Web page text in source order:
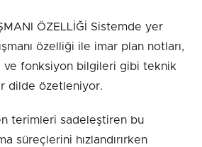
ÖZELLİĞİ Sistemde yer
özelliği ile imar plan notları,
ve fonksiyon bilgileri gibi teknik
dilde özetleniyor.
terimleri sadeleştiren bu
süreçlerini hızlandırırken